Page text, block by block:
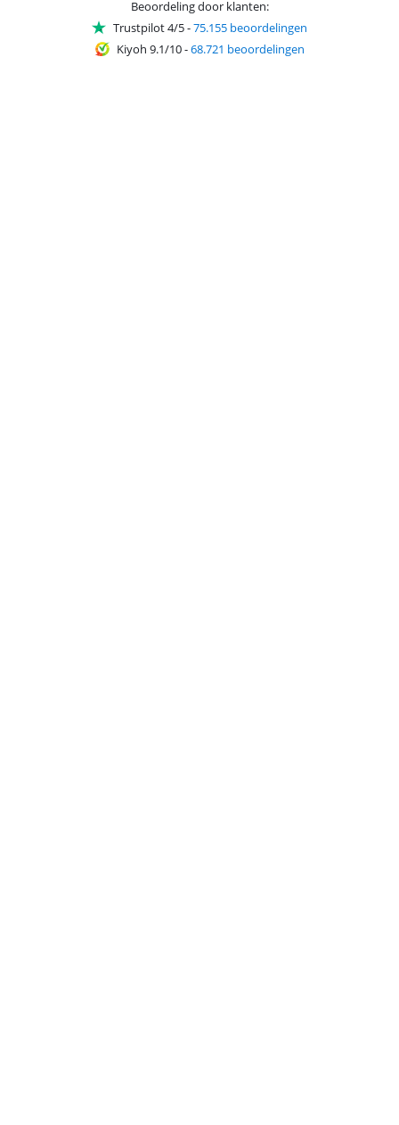
Beoordeling door klanten:
Trustpilot 4/5-75.155 beoordelingen
Kiyoh 9.1/10-68.721 beoordelingen